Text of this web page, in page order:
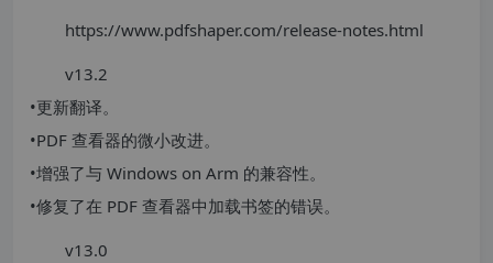
https://www.pdfshaper.com/release-notes.html
v13.2
•更新翻译。
•PDF 查看器的微小改进。
•增强了与 Windows on Arm 的兼容性。
•修复了在 PDF 查看器中加载书签的错误。
v13.0